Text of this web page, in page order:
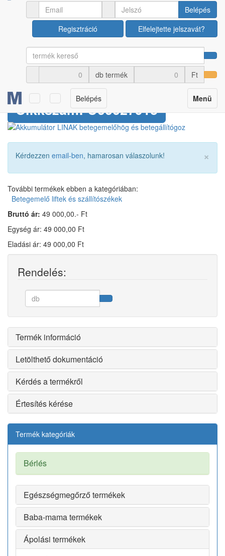
Belépés
Regisztráció
Elfelejtette jelszavát?
db termék Ft
Toggle
navigation
Menü
Belépés
Ápolási termékek Betegemelő liftek és szállítószékek
Akkumulátor LINAK
betegemelőhög és
betegállítógoz
Cikkszám: U00027913
×
Kérdezzen email-ben, hamarosan válaszolunk!
További termékek ebben a kategóriában:
Betegemelő liftek és szállítószékek
Bruttó ár: 49 000,00.- Ft
Egység ár: 49 000,00 Ft
Eladási ár: 49 000,00 Ft
Rendelés:
Termék információ
Letölthető dokumentáció
Kérdés a termékről
Értesítés kérése
Termék kategóriák
Bérlés
Egészségmegőrző termékek
Baba-mama termékek
Ápolási termékek